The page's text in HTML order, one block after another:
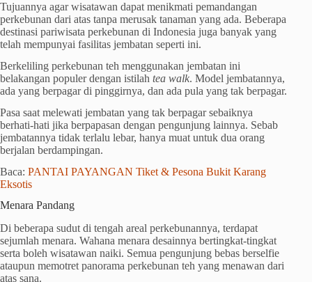
Tujuannya agar wisatawan dapat menikmati pemandangan
perkebunan dari atas tanpa merusak tanaman yang ada. Beberapa
destinasi pariwisata perkebunan di Indonesia juga banyak yang
telah mempunyai fasilitas jembatan seperti ini.
Berkeliling perkebunan teh menggunakan jembatan ini
belakangan populer dengan istilah tea walk. Model jembatannya,
ada yang berpagar di pinggirnya, dan ada pula yang tak berpagar.
Pasa saat melewati jembatan yang tak berpagar sebaiknya
berhati-hati jika berpapasan dengan pengunjung lainnya. Sebab
jembatannya tidak terlalu lebar, hanya muat untuk dua orang
berjalan berdampingan.
Baca: PANTAI PAYANGAN Tiket & Pesona Bukit Karang
Eksotis
Menara Pandang
Di beberapa sudut di tengah areal perkebunannya, terdapat
sejumlah menara. Wahana menara desainnya bertingkat-tingkat
serta boleh wisatawan naiki. Semua pengunjung bebas berselfie
ataupun memotret panorama perkebunan teh yang menawan dari
atas sana.